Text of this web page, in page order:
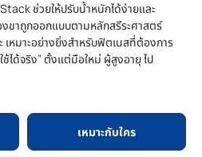
ช่วยให้ปรับน้ำหนักได้ง่ายและ
ขาถูกออกแบบตามหลักสรีระศาสตร์
เหมาะอย่างยิ่งสำหรับฟิตเนสที่ต้องการ
ได้จริง” ตั้งแต่มือใหม่ ผู้สูงอายุ ไป
เหมาะกับใคร